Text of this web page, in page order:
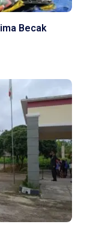
Becak